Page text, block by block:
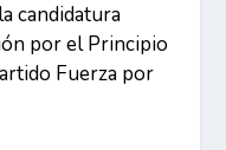
candidatura
por el Principio
Fuerza por